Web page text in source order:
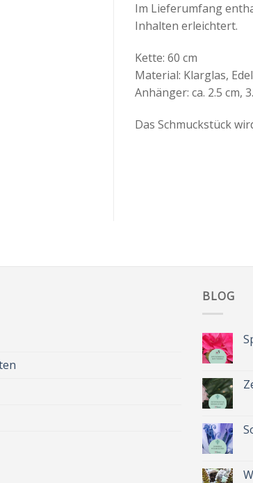
Im Lieferumfang
Inhalten erleichtert.
Kette: 60 cm
Material: Klarglas,
Anhänger: ca. 2.5 cm,
Das Schmuckstück
BLOG
&
für
&